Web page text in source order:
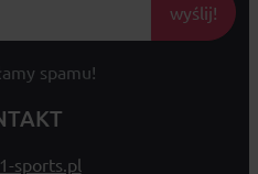
wyślij!
spamu!
sports.pl